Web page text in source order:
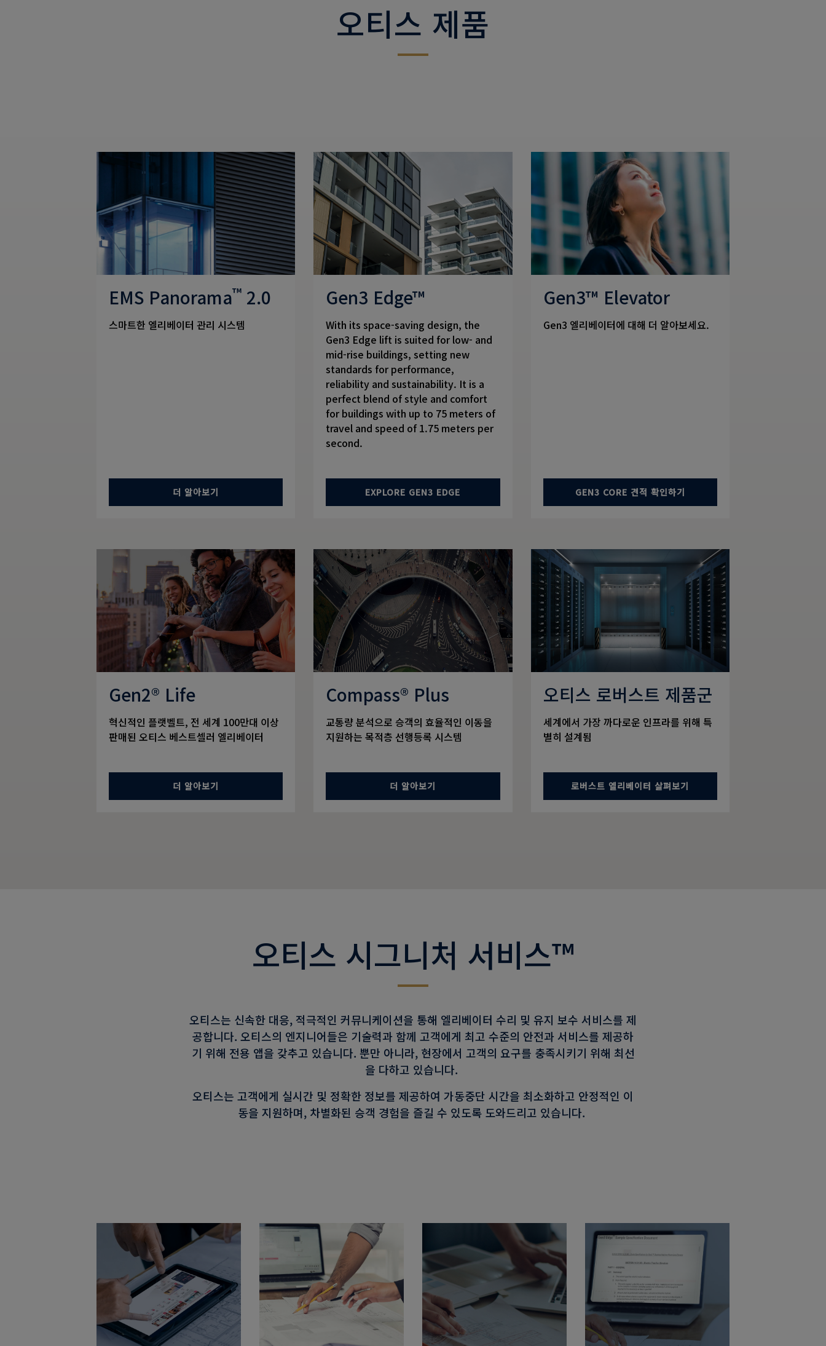
오티스 제품
EMS Panorama™ 2.0
스마트한 엘리베이터 관리 시스템
더 알아보기
Gen3 Edge™
With its space-saving design, the
Gen3 Edge lift is suited for low- and
mid-rise buildings, setting new
standards for performance,
reliability and sustainability. It is a
perfect blend of style and comfort
for buildings with up to 75 meters of
travel and speed of 1.75 meters per
second.
EXPLORE GEN3 EDGE
Gen3™ Elevator
Gen3 엘리베이터에 대해 더 알아보세요.
GEN3 CORE 견적 확인하기
Gen2® Life
혁신적인 플랫벨트, 전 세계 100만대 이상
판매된 오티스 베스트셀러 엘리베이터
더 알아보기
Compass® Plus
교통량 분석으로 승객의 효율적인 이동을
지원하는 목적층 선행등록 시스템
더 알아보기
오티스 로버스트 제품군
세계에서 가장 까다로운 인프라를 위해 특
별히 설계됨
로버스트 엘리베이터 살펴보기
오티스 시그니처 서비스™
오티스는 신속한 대응, 적극적인 커뮤니케이션을 통해 엘리베이터 수리 및 유지 보수 서비스를 제
공합니다. 오티스의 엔지니어들은 기술력과 함께 고객에게 최고 수준의 안전과 서비스를 제공하
기 위해 전용 앱을 갖추고 있습니다. 뿐만 아니라, 현장에서 고객의 요구를 충족시키기 위해 최선
을 다하고 있습니다.
오티스는 고객에게 실시간 및 정확한 정보를 제공하여 가동중단 시간을 최소화하고 안정적인 이
동을 지원하며, 차별화된 승객 경험을 즐길 수 있도록 도와드리고 있습니다.